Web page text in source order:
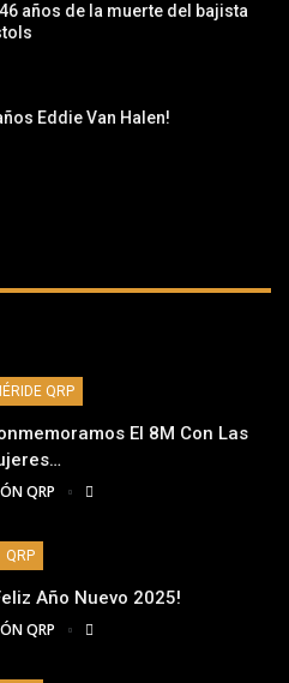
años de la muerte del bajista
Eddie Van Halen!
QRP
El 8M Con Las
QRP
QRP
Año Nuevo 2025!
QRP